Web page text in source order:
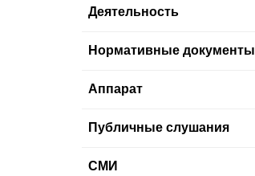
Деятельность
Нормативные документы
Аппарат
Публичные слушания
СМИ